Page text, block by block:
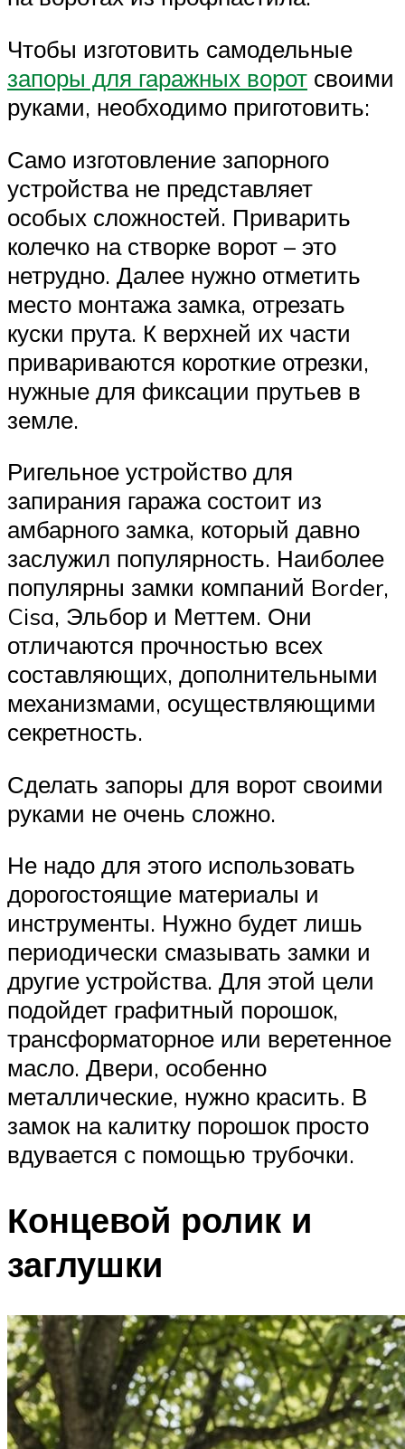
Чтобы изготовить самодельные
запоры для гаражных ворот своими
руками, необходимо приготовить:
Само изготовление запорного
устройства не представляет
особых сложностей. Приварить
колечко на створке ворот – это
нетрудно. Далее нужно отметить
место монтажа замка, отрезать
куски прута. К верхней их части
привариваются короткие отрезки,
нужные для фиксации прутьев в
земле.
Ригельное устройство для
запирания гаража состоит из
амбарного замка, который давно
заслужил популярность. Наиболее
популярны замки компаний Border,
Cisa, Эльбор и Меттем. Они
отличаются прочностью всех
составляющих, дополнительными
механизмами, осуществляющими
секретность.
Сделать запоры для ворот своими
руками не очень сложно.
Не надо для этого использовать
дорогостоящие материалы и
инструменты. Нужно будет лишь
периодически смазывать замки и
другие устройства. Для этой цели
подойдет графитный порошок,
трансформаторное или веретенное
масло. Двери, особенно
металлические, нужно красить. В
замок на калитку порошок просто
вдувается с помощью трубочки.
Концевой ролик и
заглушки